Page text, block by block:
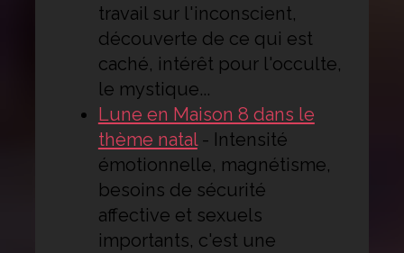
travail sur l'inconscient,
découverte de ce qui est
caché, intérêt pour l'occulte,
le mystique...
Lune en Maison 8 dans le
thème natal - Intensité
émotionnelle, magnétisme,
besoins de sécurité
affective et sexuels
importants, c'est une